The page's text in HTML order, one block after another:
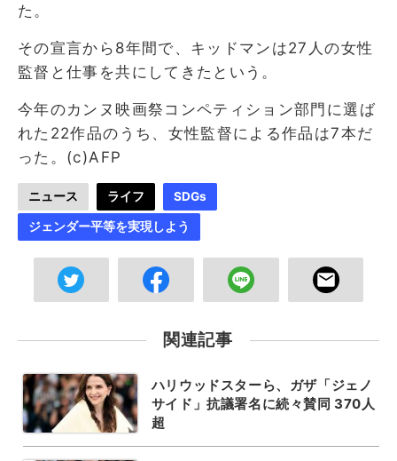
た。
その宣言から8年間で、キッドマンは27人の女性
監督と仕事を共にしてきたという。
今年のカンヌ映画祭コンペティション部門に選ば
れた22作品のうち、女性監督による作品は7本だ
った。(c)AFP
ニュース ライフ SDGs
ジェンダー平等を実現しよう
関連記事
ハリウッドスターら、ガザ「ジェノ
サイド」抗議署名に続々賛同 370人
超